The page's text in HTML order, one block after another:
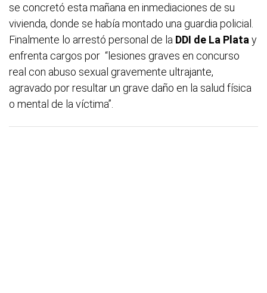
se concretó esta mañana en inmediaciones de su
vivienda, donde se había montado una guardia policial.
Finalmente lo arrestó personal de la DDI de La Plata y
enfrenta cargos por “lesiones graves en concurso
real con abuso sexual gravemente ultrajante,
agravado por resultar un grave daño en la salud física
o mental de la víctima”.